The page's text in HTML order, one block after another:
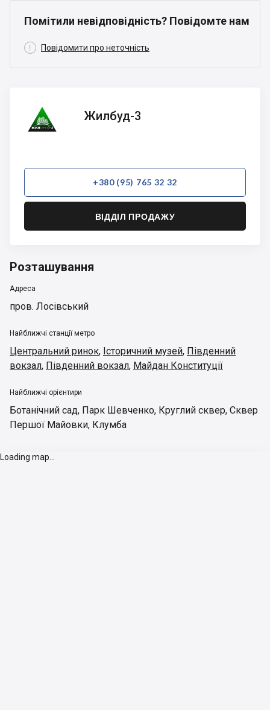
Помітили невідповідність? Повідомте нам
 Повідомити про неточність
Жилбуд-3
Жилбуд-3
+380 (95) 765 32 32
ВІДДІЛ ПРОДАЖУ
Розташування
Адреса
пров. Лосівський
Найближчі станції метро
Центральний ринок, Історичний музей, Південний
вокзал, Південний вокзал, Майдан Конституції
Найближчі орієнтири
Ботанічний сад, Парк Шевченко, Круглий сквер, Сквер
Першої Майовки, Клумба
Loading map...